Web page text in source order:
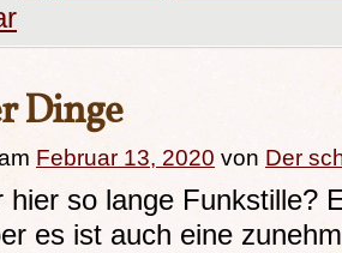
Dinge
Februar 13, 2020 von Der
hier so lange Funkstille?
es ist auch eine